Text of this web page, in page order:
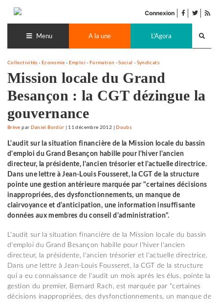
contenu
Connexion facebook
twitter
Menu A la une L'Agora
Collectivités - Economie - Emploi -Formation -Social - Syndicats
Mission locale du Grand
Besançon : la CGT dézingue la
gouvernance
Brève par Daniel Bordür | 11 décembre 2012 |Doubs
L'audit sur la situation financière de la Mission locale du bassin
d'emploi du Grand Besançon habille pour l'hiver l'ancien
directeur, la présidente, l'ancien trésorier et l'actuelle directrice.
Dans une lettre à Jean-Louis Fousseret, la CGT de la structure
pointe une gestion antérieure marquée par "certaines décisions
inappropriées, des dysfonctionnements, un manque de
clairvoyance et d'anticipation, une information insuffisante
données aux membres du conseil d'administration".
L'audit sur la situation financière de la Mission locale du bassin
d'emploi du Grand Besançon habille pour l'hiver l'ancien
directeur, la présidente, l'ancien trésorier et l'actuelle directrice.
Dans une lettre à Jean-Louis Fousseret, la CGT de la structure
qui a eu connaissance de l'audit un mois après les élus, pointe la
gestion du premier, Bernard Rach, est marquée par "certaines
décisions inappropriées, des dysfonctionnements, un manque de